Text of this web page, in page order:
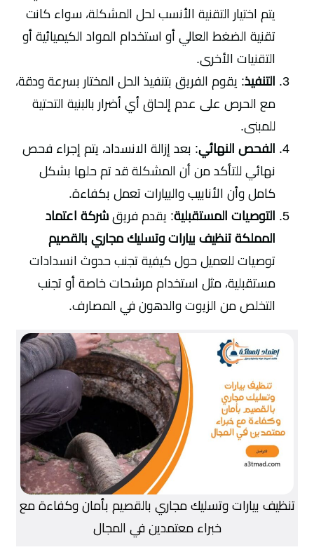
يتم اختيار التقنية الأنسب لحل المشكلة، سواء كانت
تقنية الضغط العالي أو استخدام المواد الكيميائية أو
التقنيات الأخرى.
التنفيذ: يقوم الفريق بتنفيذ الحل المختار بسرعة ودقة،
مع الحرص على عدم إلحاق أي أضرار بالبنية التحتية
للمبنى.
الفحص النهائي: بعد إزالة الانسداد، يتم إجراء فحص
نهائي للتأكد من أن المشكلة قد تم حلها بشكل
كامل وأن الأنابيب والبيارات تعمل بكفاءة.
التوصيات المستقبلية: يقدم فريق شركة اعتماد
المملكة تنظيف بيارات وتسليك مجاري بالقصيم
توصيات للعميل حول كيفية تجنب حدوث انسدادات
مستقبلية، مثل استخدام مرشحات خاصة أو تجنب
التخلص من الزيوت والدهون في المصارف.
تنظيف بيارات وتسليك مجاري بالقصيم بأمان وكفاءة مع
خبراء معتمدين في المجال